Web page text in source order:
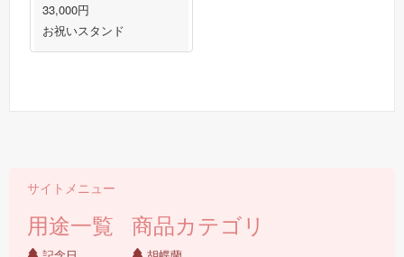
33,000円
お祝いスタンド
サイトメニュー
用途一覧 商品カテゴリ